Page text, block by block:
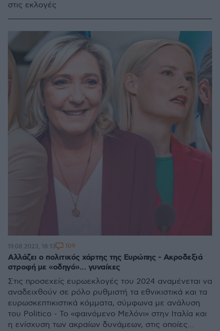
στις εκλογές
Αλλάζει ο πολιτικός χάρτης της Ευρώπης - Ακροδεξιά
στροφή με «οδηγό»... γυναίκες
Στις προσεχείς ευρωεκλογές του 2024 αναμένεται να
αναδειχθούν σε ρόλο ρυθμιστή τα εθνικιστικά και τα
ευρωσκεπτικιστικά κόμματα, σύμφωνα με ανάλυση
του Politico - Το «φαινόμενο Μελόνι» στην Ιταλία και
η ενίσχυση των ακραίων δυνάμεων, στις οποίες
19.08.2023, 18:13 109